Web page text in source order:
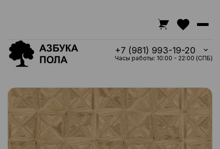
+7 (981) 993-19-20
Часы работы: 10:00 - 22:00 (СПБ)